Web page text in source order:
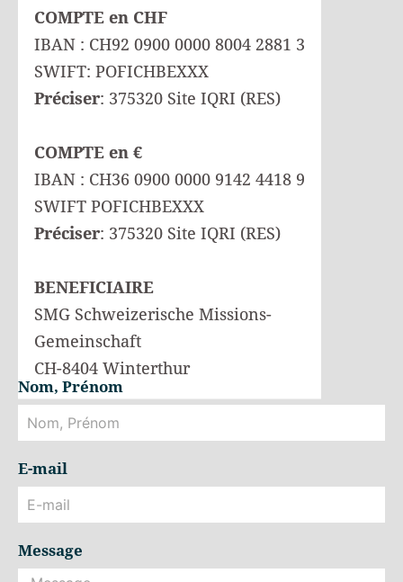
COMPTE en CHF
IBAN : CH92 0900 0000 8004 2881 3
SWIFT: POFICHBEXXX
Préciser: 375320 Site IQRI (RES)
COMPTE en €
IBAN : CH36 0900 0000 9142 4418 9
SWIFT POFICHBEXXX
Préciser: 375320 Site IQRI (RES)
BENEFICIAIRE
SMG Schweizerische Missions-
Gemeinschaft
CH-8404 Winterthur
Nom, Prénom
E-mail
Message